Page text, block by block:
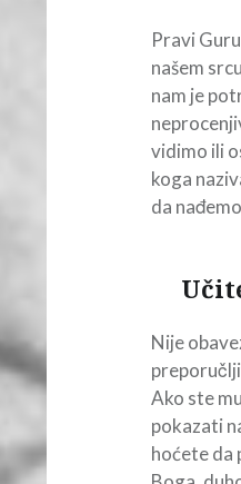
Pravi
našem
nam je
vidimo ili
koga
da
Nije
Ako ste
pokazati
hoćete da